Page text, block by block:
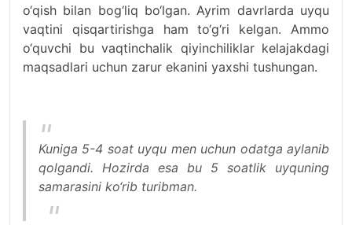
o‘qish bilan bog‘liq bo‘lgan. Ayrim davrlarda uyqu
vaqtini qisqartirishga ham to‘g‘ri kelgan. Ammo
o‘quvchi bu vaqtinchalik qiyinchiliklar kelajakdagi
maqsadlari uchun zarur ekanini yaxshi tushungan.
Kuniga 5-4 soat uyqu men uchun odatga aylanib
qolgandi. Hozirda esa bu 5 soatlik uyquning
samarasini ko‘rib turibman.